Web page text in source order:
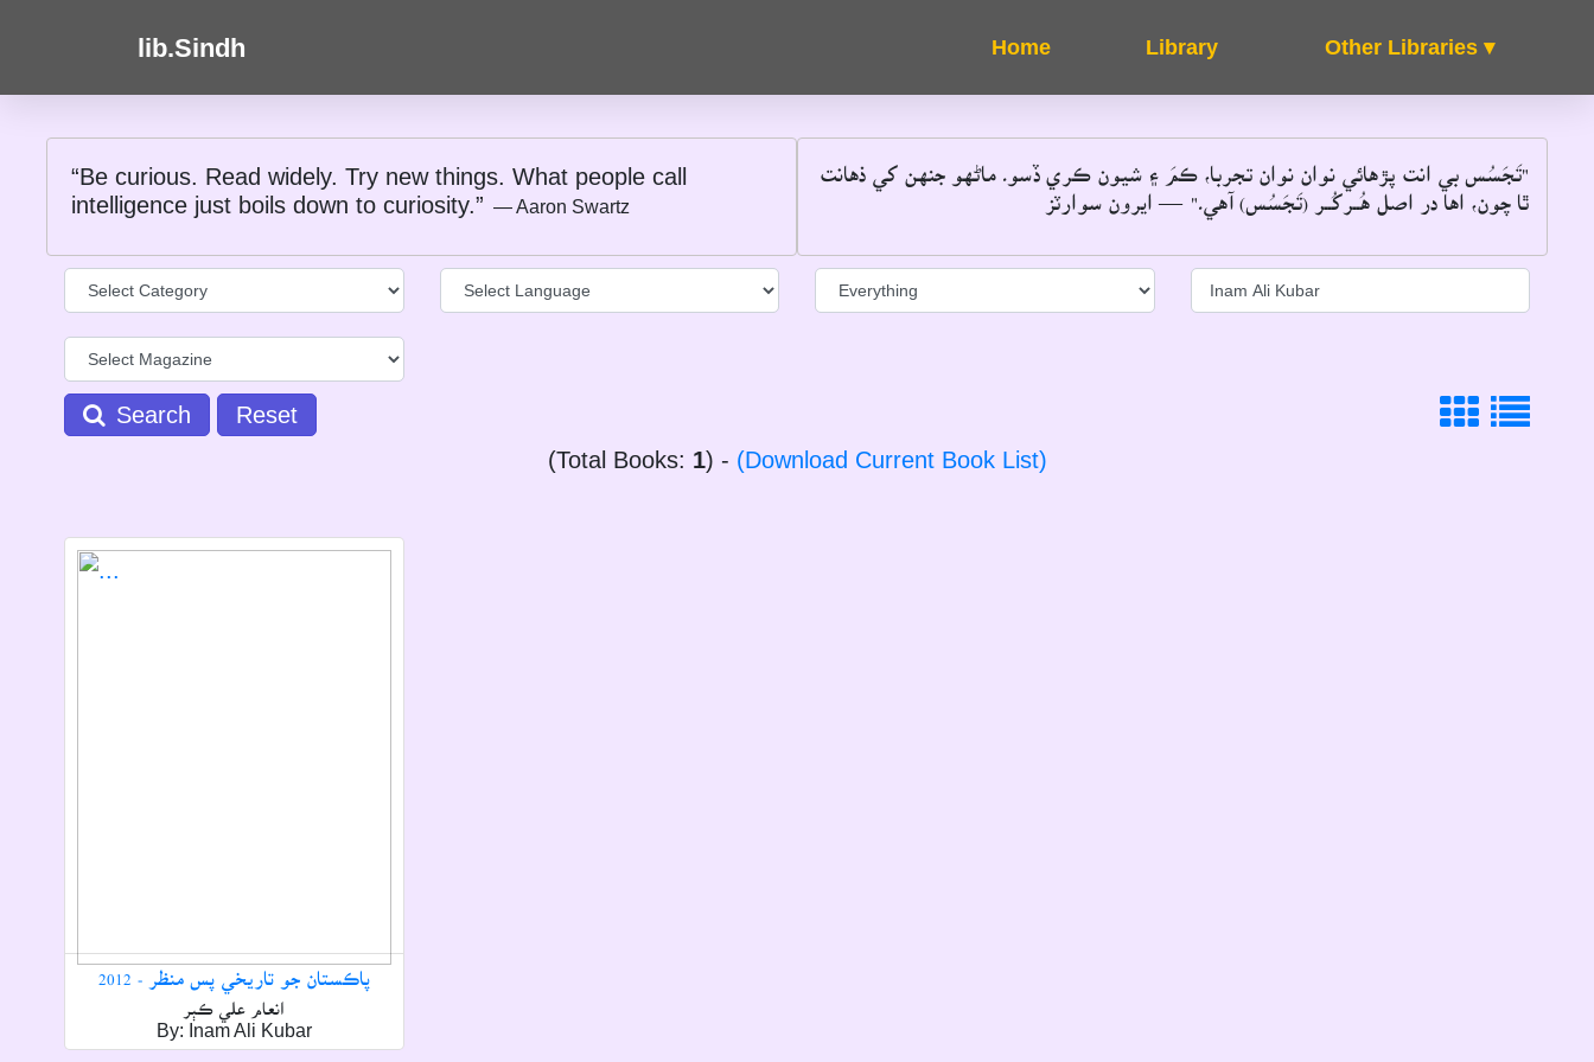
About FAQ's
lib.Sindh Other Libraries ▾
“Be curious. Read widely. Try new things. What people call
intelligence just boils down to curiosity.” ― Aaron Swartz
"تَجَسُس بي انت پڙهائي نوان نوان تجربا، ڪمَ ۽ شيون ڪري ڏسو۔ ماڻهو جنهن کي ذهانت
ٿا چون، اها در اصل هُــرکُــر (تَجَسُس) آهي۔" ― ايرون سوارٽز
Search
Reset
(Total Books: 1) - (Download Current Book List)
پاڪستان جو تاريخي پس منظر - 2012
انعام علي ڪٻر
By: Inam Ali Kubar